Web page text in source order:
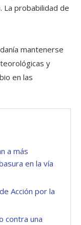
La probabilidad de
mantenerse
y
en las
a más
en la vía
Acción por la
contra una